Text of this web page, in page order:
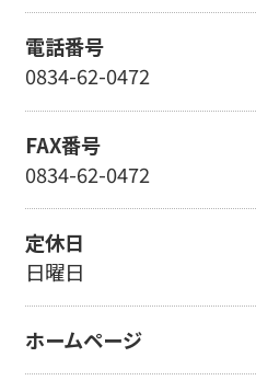
電話番号
0834-62-0472
FAX番号
0834-62-0472
定休日
日曜日
ホームページ